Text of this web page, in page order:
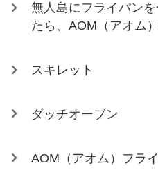
無人島にフライパン
たら、AOM（アオム
スキレット
ダッチオーブン
AOM（アオム）フラ